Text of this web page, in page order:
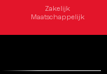
Zakelijk
Maatschappelijk